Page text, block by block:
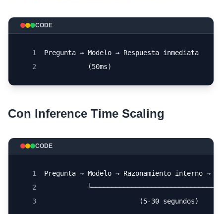
CODE
1
Pregunta → Modelo → Respuesta inmediata
2
           (50ms)
Con Inference Time Scaling
CODE
1
Pregunta → Modelo → Razonamiento interno →
2
3
                        (5-30 segundos)